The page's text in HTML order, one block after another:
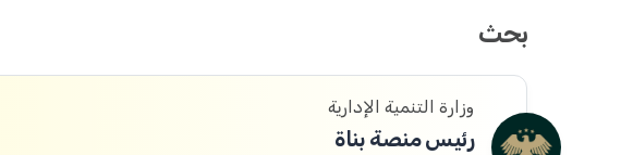
بحث
وزارة التنمية الإدارية
رئيس منصة بناة